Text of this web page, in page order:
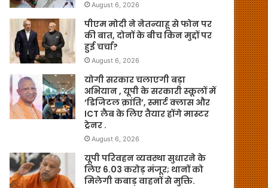
August 6, 2026
पीएम मोदी ने नेतन्याहू से फोन पर
की बात, दोनों के बीच किन मुद्दों पर
हुई चर्चा?
August 6, 2026
योगी सरकार चलाएगी बड़ा
अभियान , यूपी के सरकारी स्कूलों में
‘डिजिटल क्रांति’, स्मार्ट क्लास और
ICT लैब के लिए तैयार होंगे मास्टर
ट्रेनर .
August 6, 2026
यूपी परिवहन व्यवस्था सुधारने के
लिए 6.03 करोड़ मंजूर; थानों को
मिलेगी कबाड़ वाहनों से मुक्ति.